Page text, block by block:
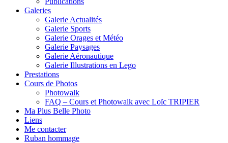
Galeries
Galerie Actualités
Galerie Sports
Galerie Orages et Météo
Galerie Paysages
Galerie Aéronautique
Galerie Illustrations en Lego
Prestations
Cours de Photos
Photowalk
FAQ – Cours et Photowalk avec Loïc TRIPIER
Ma Plus Belle Photo
Liens
Me contacter
Ruban hommage